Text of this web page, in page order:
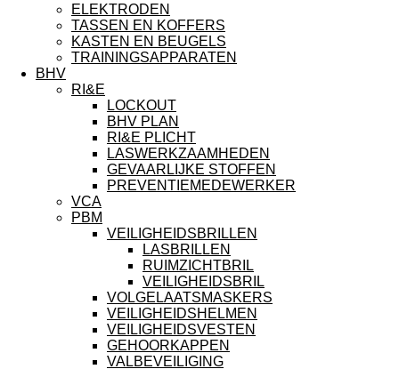
ELEKTRODEN
TASSEN EN KOFFERS
KASTEN EN BEUGELS
TRAININGSAPPARATEN
BHV
RI&E
LOCKOUT
BHV PLAN
RI&E PLICHT
LASWERKZAAMHEDEN
GEVAARLIJKE STOFFEN
PREVENTIEMEDEWERKER
VCA
PBM
VEILIGHEIDSBRILLEN
LASBRILLEN
RUIMZICHTBRIL
VEILIGHEIDSBRIL
VOLGELAATSMASKERS
VEILIGHEIDSHELMEN
VEILIGHEIDSVESTEN
GEHOORKAPPEN
VALBEVEILIGING